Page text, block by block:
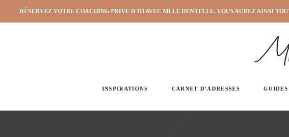
RÉSERVEZ VOTRE COACHING PRIVÉ D'1H AVEC MLLE DENTELLE. VOUS AUREZ AINSI
INSPIRATIONS CARNET D’ADRESSES